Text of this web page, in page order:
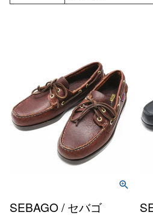
SEBAGO / セバゴ